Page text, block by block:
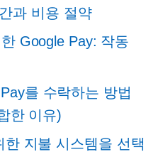
과 비용 절약
Google Pay: 작동
를 수락하는 방법
한 이유)
지불 시스템을 선택